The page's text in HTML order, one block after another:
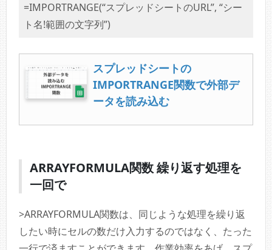
=IMPORTRANGE(“スプレッドシートのURL”, “シー
ト名!範囲の文字列”)
スプレッドシートの
IMPORTRANGE関数で外部デ
ータを読み込む
ARRAYFORMULA関数 繰り返す処理を
一回で
>ARRAYFORMULA関数は、同じような処理を繰り返
したい時にセルの数だけ入力するのではなく、たった